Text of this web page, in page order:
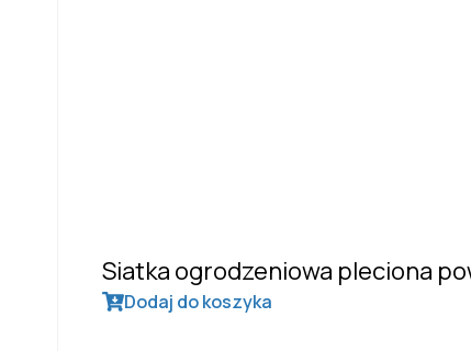
Siatka ogrodzeniowa pleciona
Dodaj do koszyka